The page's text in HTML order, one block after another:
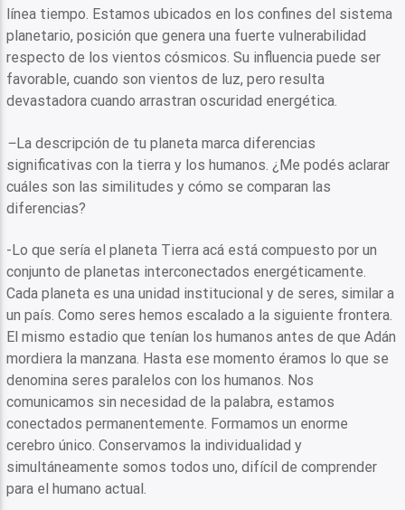
línea tiempo. Estamos ubicados en los confines del sistema
planetario, posición que genera una fuerte vulnerabilidad
respecto de los vientos cósmicos. Su influencia puede ser
favorable, cuando son vientos de luz, pero resulta
devastadora cuando arrastran oscuridad energética.
–La descripción de tu planeta marca diferencias
significativas con la tierra y los humanos. ¿Me podés aclarar
cuáles son las similitudes y cómo se comparan las
diferencias?
-Lo que sería el planeta Tierra acá está compuesto por un
conjunto de planetas interconectados energéticamente.
Cada planeta es una unidad institucional y de seres, similar a
un país. Como seres hemos escalado a la siguiente frontera.
El mismo estadio que tenían los humanos antes de que Adán
mordiera la manzana. Hasta ese momento éramos lo que se
denomina seres paralelos con los humanos. Nos
comunicamos sin necesidad de la palabra, estamos
conectados permanentemente. Formamos un enorme
cerebro único. Conservamos la individualidad y
simultáneamente somos todos uno, difícil de comprender
para el humano actual.